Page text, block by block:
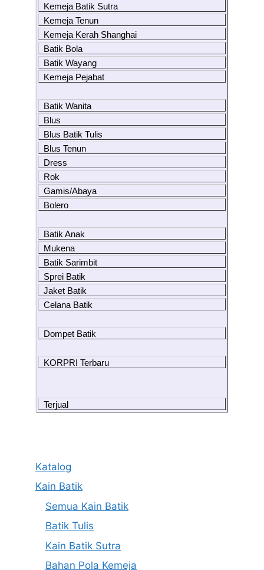
Kemeja Batik Sutra
Kemeja Tenun
Kemeja Kerah Shanghai
Batik Bola
Batik Wayang
Kemeja Pejabat
Batik Wanita
Blus
Blus Batik Tulis
Blus Tenun
Dress
Rok
Gamis/Abaya
Bolero
Batik Anak
Mukena
Batik Sarimbit
Sprei Batik
Jaket Batik
Celana Batik
Dompet Batik
KORPRI Terbaru
Terjual
Katalog
Kain Batik
Semua Kain Batik
Batik Tulis
Kain Batik Sutra
Bahan Pola Kemeja